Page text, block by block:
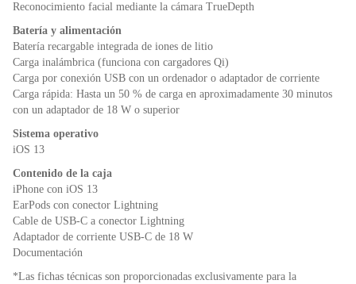
Reconocimiento facial mediante la cámara TrueDepth
Batería y alimentación
Batería recargable integrada de iones de litio
Carga inalámbrica (funciona con cargadores Qi)
Carga por conexión USB con un ordenador o adaptador de corriente
Carga rápida: Hasta un 50 % de carga en aproximadamente 30 minutos
con un adaptador de 18 W o superior
Sistema operativo
iOS 13
Contenido de la caja
iPhone con iOS 13
EarPods con conector Lightning
Cable de USB‑C a conector Lightning
Adaptador de corriente USB‑C de 18 W
Documentación
*Las fichas técnicas son proporcionadas exclusivamente para la